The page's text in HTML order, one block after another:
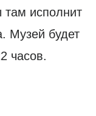
исполнит
Музей будет
часов.